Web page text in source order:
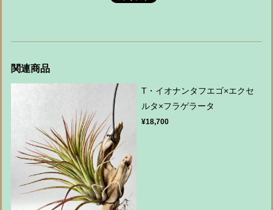
関連商品
T・イオナンタフエゴ×エクセ
ルタ×フラゲラータ
¥18,700